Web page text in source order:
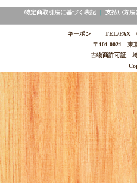
特定商取引法に基づく表記｜ 支払い方法
キーポン TEL/FAX
〒101-0021 東
古物商許可証